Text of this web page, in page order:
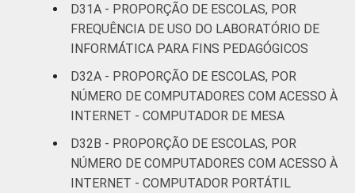
D31A - PROPORÇÃO DE ESCOLAS, POR
FREQUÊNCIA DE USO DO LABORATÓRIO DE
INFORMÁTICA PARA FINS PEDAGÓGICOS
D32A - PROPORÇÃO DE ESCOLAS, POR
NÚMERO DE COMPUTADORES COM ACESSO À
INTERNET - COMPUTADOR DE MESA
D32B - PROPORÇÃO DE ESCOLAS, POR
NÚMERO DE COMPUTADORES COM ACESSO À
INTERNET - COMPUTADOR PORTÁTIL